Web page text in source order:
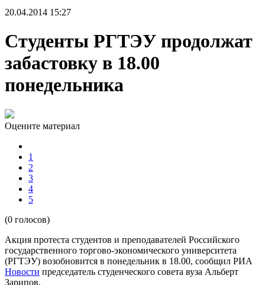
20.04.2014 15:27
Студенты РГТЭУ продолжат
забастовку в 18.00
понедельника
Оцените материал
1
2
3
4
5
(0 голосов)
Акция протеста студентов и преподавателей Российского
государственного торгово-экономического университета
(РГТЭУ) возобновится в понедельник в 18.00, сообщил РИА
Новости председатель студенческого совета вуза Альберт
Зарипов.